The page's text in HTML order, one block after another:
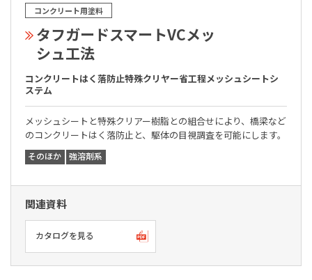
コンクリート用塗料
タフガードスマートVCメッ
シュ工法
コンクリートはく落防止特殊クリヤー省工程メッシュシートシ
ステム
メッシュシートと特殊クリアー樹脂との組合せにより、橋梁など
のコンクリートはく落防止と、駆体の目視調査を可能にします。
そのほか 強溶剤系
関連資料
カタログを見る